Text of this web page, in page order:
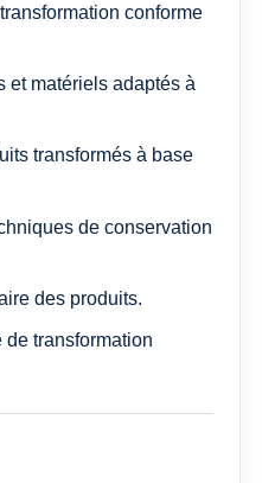
conforme
et matériels adaptés à
transformés à base
de conservation
des produits.
transformation